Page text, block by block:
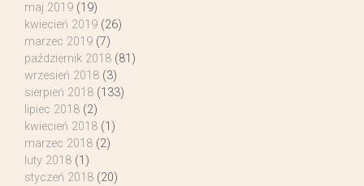
maj 2019 (19)
kwiecień 2019 (26)
marzec 2019 (7)
październik 2018 (81)
wrzesień 2018 (3)
sierpień 2018 (133)
lipiec 2018 (2)
kwiecień 2018 (1)
marzec 2018 (2)
luty 2018 (1)
styczeń 2018 (20)